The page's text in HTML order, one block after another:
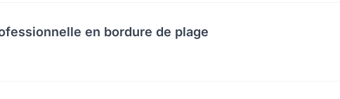
en bordure de plage